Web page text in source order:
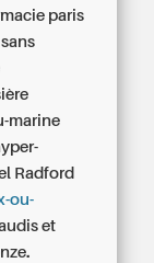
paris
marine
Radford
ou-
et